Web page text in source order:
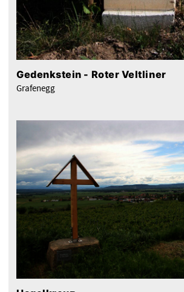
Gedenkstein - Roter Veltliner
Grafenegg